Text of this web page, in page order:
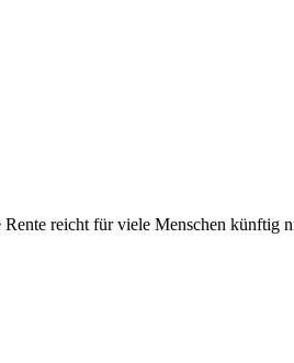
reicht für viele Menschen künftig